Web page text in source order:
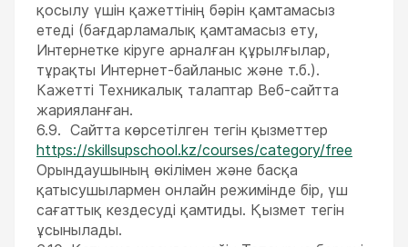
қосылу үшін қажеттінің бәрін қамтамасыз
етеді (бағдарламалық қамтамасыз ету,
Интернетке кіруге арналған құрылғылар,
тұрақты Интернет-байланыс және т.б.).
Кажетті Техникалық талаптар Веб-сайтта
жарияланған.
6.9. Сайтта көрсетілген тегін қызметтер
https://skillsupschool.kz/courses/category/free
Орындаушының өкілімен және басқа
қатысушылармен онлайн режимінде бір, үш
сағаттық кездесуді қамтиды. Қызмет тегін
ұсынылады.